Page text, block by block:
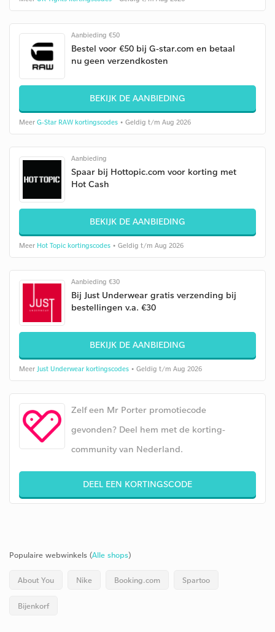
Aanbieding €50
Bestel voor €50 bij G-star.com en betaal
nu geen verzendkosten
BEKIJK DE AANBIEDING
Meer G-Star RAW kortingscodes • Geldig t/m Aug 2026
Aanbieding
Spaar bij Hottopic.com voor korting met
Hot Cash
BEKIJK DE AANBIEDING
Meer Hot Topic kortingscodes • Geldig t/m Aug 2026
Aanbieding €30
Bij Just Underwear gratis verzending bij
bestellingen v.a. €30
BEKIJK DE AANBIEDING
Meer Just Underwear kortingscodes • Geldig t/m Aug 2026
Zelf een Mr Porter promotiecode
gevonden? Deel hem met de korting-
community van Nederland.
DEEL EEN KORTINGSCODE
Populaire webwinkels (Alle shops)
About You Nike Booking.com Spartoo
Bijenkorf